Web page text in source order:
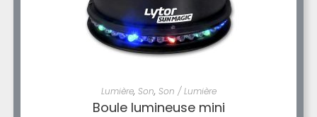
Lumière, Son, Son / Lumière
Boule lumineuse mini